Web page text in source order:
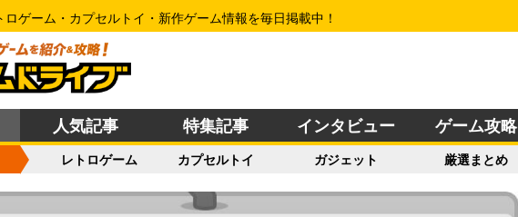
ゲーム・カプセルトイ・新作ゲーム情報を毎日掲載中！
人気記事 特集記事 インタビュー ゲーム攻略
レトロゲーム カプセルトイ ガジェット 厳選まとめ